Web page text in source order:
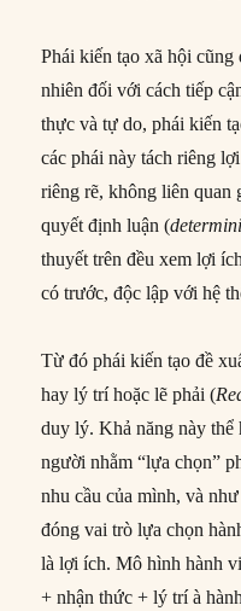
Phái kiến tạo xã hội
nhiên đối với cách tiếp
thực và tự do, phái kiến
các phái này tách riêng
riêng rẽ, không liên quan
quyết định luận (
thuyết trên đều xem lợi
có trước, độc lập với hệ
Từ đó phái kiến tạo đề
hay lý trí hoặc lẽ phải (
duy lý. Khả năng này thể
người nhằm “lựa chọn”
nhu cầu của mình, và
đóng vai trò lựa chọn
là lợi ích. Mô hình hành
+ nhận thức + lý trí à